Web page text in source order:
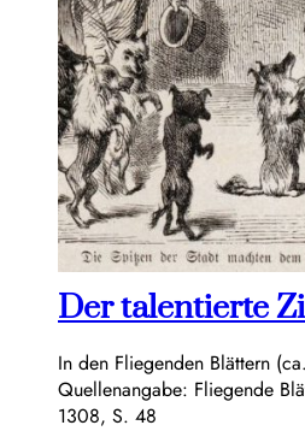
Der talentierte
In den Fliegenden Blättern
Quellenangabe: Fliegende
1308, S. 48